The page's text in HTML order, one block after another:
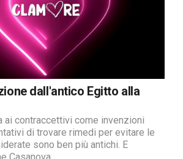
dall'antico Egitto alla
ai contraccettivi come invenzioni
di trovare rimedi per evitare le
sono ben più antichi. E